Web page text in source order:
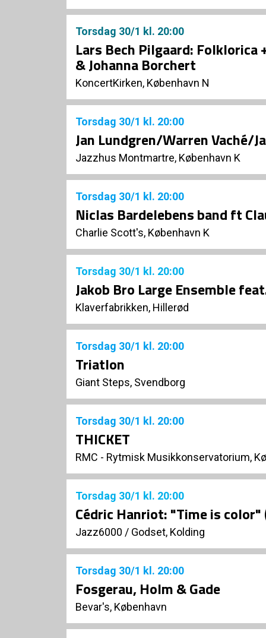
Torsdag 30/1 kl. 20:00
Lars Bech Pilgaard: Folklorica
& Johanna Borchert
KoncertKirken, København N
Torsdag 30/1 kl. 20:00
Jan Lundgren/Warren Vaché/
Jazzhus Montmartre, København K
Torsdag 30/1 kl. 20:00
Niclas Bardelebens band ft
Charlie Scott's, København K
Torsdag 30/1 kl. 20:00
Jakob Bro Large Ensemble
Klaverfabrikken, Hillerød
Torsdag 30/1 kl. 20:00
Triatlon
Giant Steps, Svendborg
Torsdag 30/1 kl. 20:00
THICKET
RMC - Rytmisk Musikkonservatorium,
Torsdag 30/1 kl. 20:00
Cédric Hanriot: "Time is color"
Jazz6000 / Godset, Kolding
Torsdag 30/1 kl. 20:00
Fosgerau, Holm & Gade
Bevar's, København